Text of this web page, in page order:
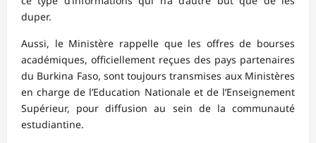
duper.
Aussi, le Ministère rappelle que les offres de bourses
académiques, officiellement reçues des pays partenaires
du Burkina Faso, sont toujours transmises aux Ministères
en charge de l’Education Nationale et de l’Enseignement
Supérieur, pour diffusion au sein de la communauté
estudiantine.